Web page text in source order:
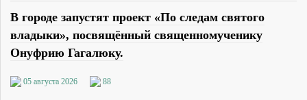
В городе запустят проект «По следам святого
владыки», посвящённый священномученику
Онуфрию Гагалюку.
05 августа 2026 88